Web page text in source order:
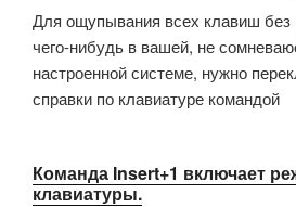
Для ощупывания всех клавиш без
чего-нибудь в вашей, не
настроенной системе, нужно
справки по клавиатуре командой
Команда Insert+1 включает
клавиатуры.